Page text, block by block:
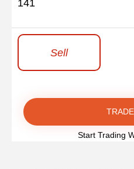
141
Sell
Start Trading